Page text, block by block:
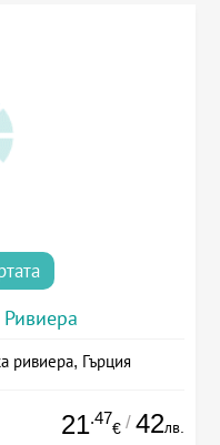
ривиера, Гърция
21.47
€ / 42лв.